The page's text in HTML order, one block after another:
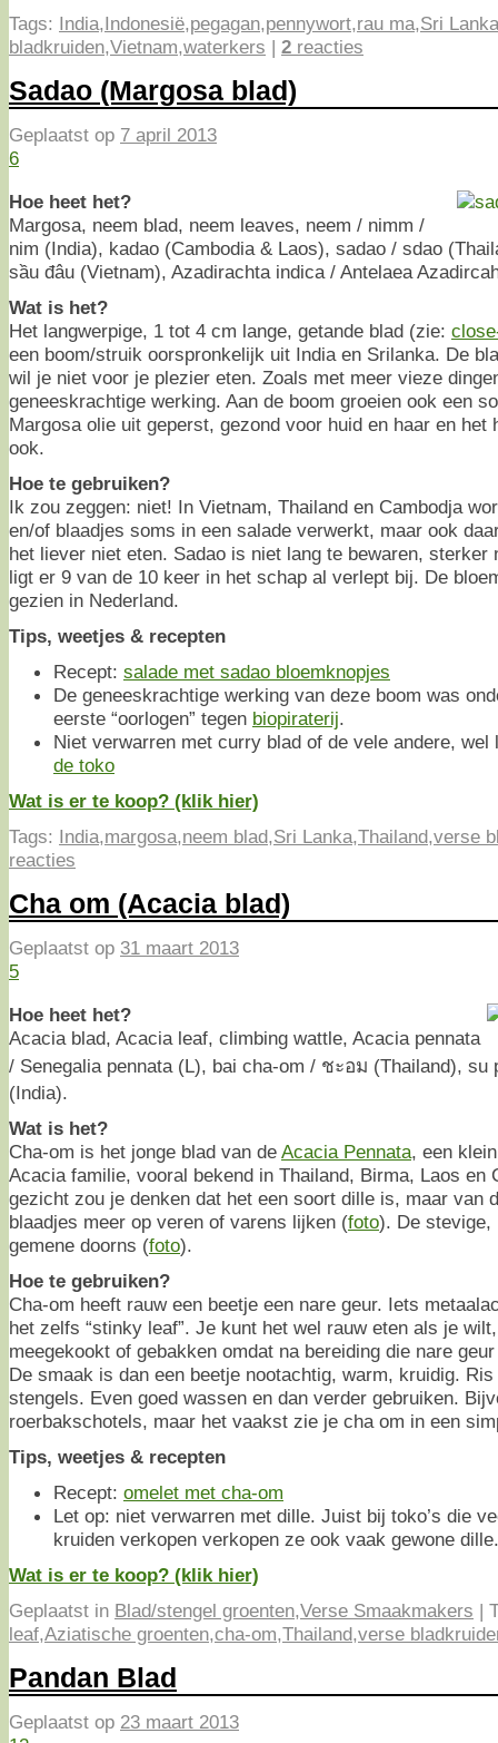
Tags: India,Indonesië,pegagan,pennywort,rau ma,Sri Lanka
bladkruiden,Vietnam,waterkers | 2 reacties
Sadao (Margosa blad)
Geplaatst op 7 april 2013
6
Hoe heet het?
Margosa, neem blad, neem leaves, neem / nimm /
nim (India), kadao (Cambodia & Laos), sadao / sdao
sầu đâu (Vietnam), Azadirachta indica / Antelaea
Wat is het?
Het langwerpige, 1 tot 4 cm lange, getande blad (zie:
een boom/struik oorspronkelijk uit India en Srilanka. De
wil je niet voor je plezier eten. Zoals met meer vieze
geneeskrachtige werking. Aan de boom groeien ook een
Margosa olie uit geperst, gezond voor huid en haar en het
ook.
Hoe te gebruiken?
Ik zou zeggen: niet! In Vietnam, Thailand en Cambodja
en/of blaadjes soms in een salade verwerkt, maar ook
het liever niet eten. Sadao is niet lang te bewaren, sterker
ligt er 9 van de 10 keer in het schap al verlept bij. De
gezien in Nederland.
Tips, weetjes & recepten
Recept: salade met sadao bloemknopjes
De geneeskrachtige werking van deze boom was
eerste “oorlogen” tegen biopiraterij.
Niet verwarren met curry blad of de vele andere,
de toko
Wat is er te koop? (klik hier)
Tags: India,margosa,neem blad,Sri Lanka,Thailand,verse
reacties
Cha om (Acacia blad)
Geplaatst op 31 maart 2013
5
Hoe heet het?
Acacia blad, Acacia leaf, climbing wattle, Acacia pennata
/ Senegalia pennata (L), bai cha-om / ชะอม (Thailand), su
(India).
Wat is het?
Cha-om is het jonge blad van de Acacia Pennata, een
Acacia familie, vooral bekend in Thailand, Birma, Laos en
gezicht zou je denken dat het een soort dille is, maar van
blaadjes meer op veren of varens lijken (foto). De stevige,
gemene doorns (foto).
Hoe te gebruiken?
Cha-om heeft rauw een beetje een nare geur. Iets
het zelfs “stinky leaf”. Je kunt het wel rauw eten als je
meegekookt of gebakken omdat na bereiding die nare
De smaak is dan een beetje nootachtig, warm, kruidig.
stengels. Even goed wassen en dan verder gebruiken.
roerbakschotels, maar het vaakst zie je cha om in een
Tips, weetjes & recepten
Recept: omelet met cha-om
Let op: niet verwarren met dille. Juist bij toko’s die
kruiden verkopen verkopen ze ook vaak gewone dille.
Wat is er te koop? (klik hier)
Geplaatst in Blad/stengel groenten,Verse Smaakmakers |
leaf,Aziatische groenten,cha-om,Thailand,verse
Pandan Blad
Geplaatst op 23 maart 2013